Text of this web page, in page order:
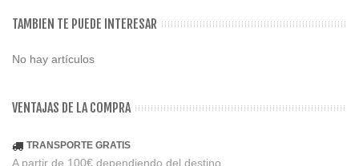
TAMBIEN TE PUEDE INTERESAR
No hay artículos
VENTAJAS DE LA COMPRA
TRANSPORTE GRATIS
A partir de 100€ dependiendo del destino.